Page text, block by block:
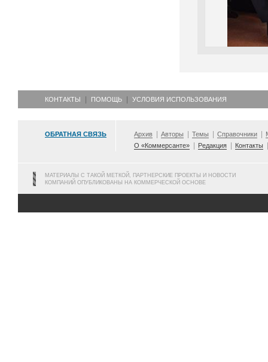
КОНТАКТЫ ПОМОЩЬ УСЛОВИЯ ИСПОЛЬЗОВАНИЯ
ОБРАТНАЯ СВЯЗЬ Архив Авторы Темы Справочники
О «Коммерсанте»
Редакция Контакты
МАТЕРИАЛЫ С ТАКОЙ МЕТКОЙ, ПАРТНЕРСКИЕ ПРОЕКТЫ И НОВОСТИ
КОМПАНИЙ ОПУБЛИКОВАНЫ НА КОММЕРЧЕСКОЙ ОСНОВЕ